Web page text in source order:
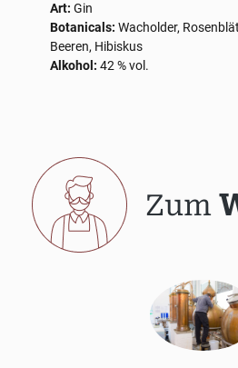
Art: Gin
Botanicals: Wacholder,
Beeren, Hibiskus
Alkohol: 42 % vol.
Zum